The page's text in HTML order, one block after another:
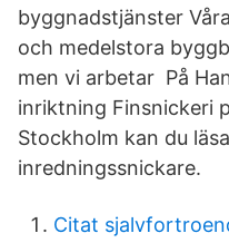
byggnadstjänster
och medelstora
men vi arbetar På
inriktning Finsnickeri
Stockholm kan du
inredningssnickare.
Citat